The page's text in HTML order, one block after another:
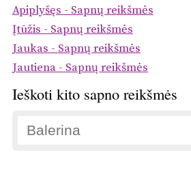
Apiplyšęs - Sapnų reikšmės
Įtūžis - Sapnų reikšmės
Jaukas - Sapnų reikšmės
Jautiena - Sapnų reikšmės
Ieškoti kito sapno reikšmės